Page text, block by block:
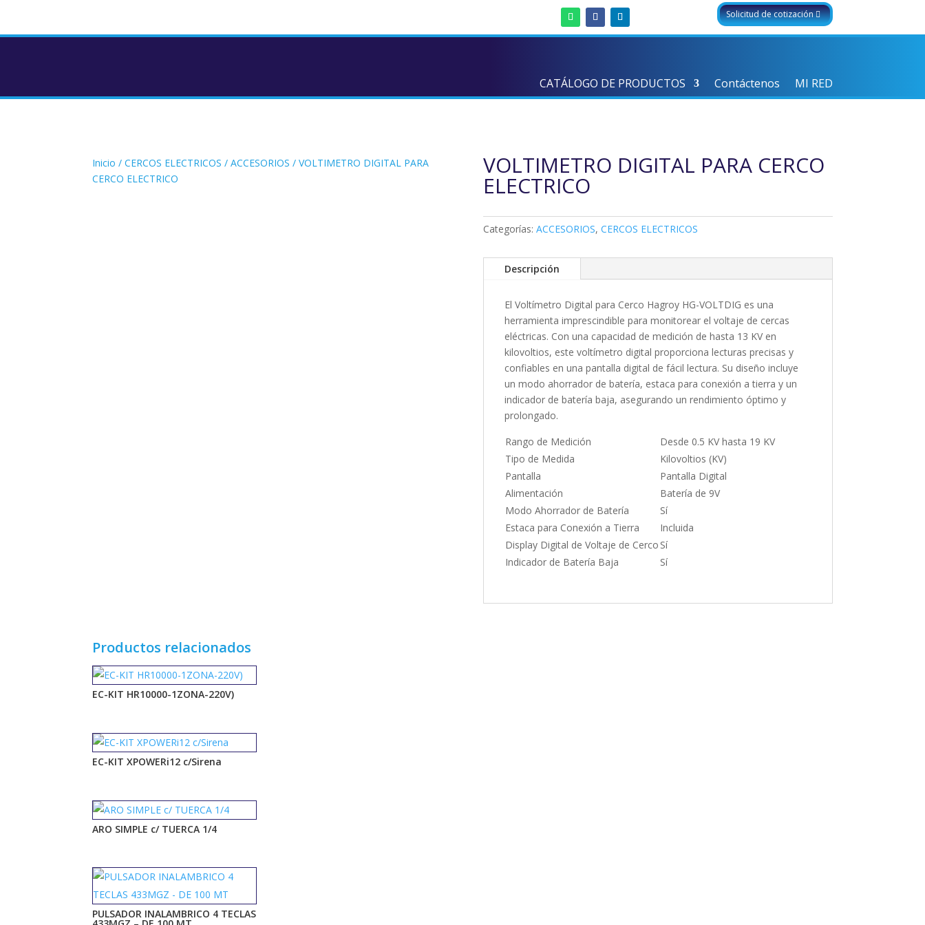
Solicitud de cotización
CATÁLOGO DE PRODUCTOS Contáctenos MI RED
Inicio /CERCOS ELECTRICOS /ACCESORIOS / VOLTIMETRO DIGITAL PARA
CERCO ELECTRICO
VOLTIMETRO DIGITAL PARA CERCO
ELECTRICO
Categorías: ACCESORIOS, CERCOS ELECTRICOS
Descripción
El Voltímetro Digital para Cerco Hagroy HG-VOLTDIG es una
herramienta imprescindible para monitorear el voltaje de cercas
eléctricas. Con una capacidad de medición de hasta 13 KV en
kilovoltios, este voltímetro digital proporciona lecturas precisas y
confiables en una pantalla digital de fácil lectura. Su diseño incluye
un modo ahorrador de batería, estaca para conexión a tierra y un
indicador de batería baja, asegurando un rendimiento óptimo y
prolongado.
Rango de Medición
Desde 0.5 KV hasta 19 KV
Tipo de Medida
Kilovoltios (KV)
Pantalla
Pantalla Digital
Alimentación
Batería de 9V
Modo Ahorrador de Batería
Sí
Estaca para Conexión a Tierra
Incluida
Display Digital de Voltaje de Cerco Sí
Indicador de Batería Baja
Sí
Productos relacionados
EC-KIT HR10000-1ZONA-220V)
EC-KIT XPOWERi12 c/Sirena
ARO SIMPLE c/ TUERCA 1/4
PULSADOR INALAMBRICO 4 TECLAS